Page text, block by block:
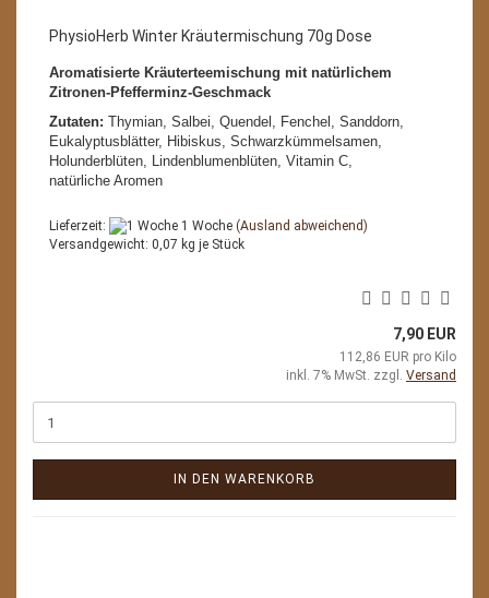
PhysioHerb Winter Kräutermischung 70g Dose
Aromatisierte Kräuterteemischung mit natürlichem
Zitronen-Pfefferminz-Geschmack
Zutaten: Thymian, Salbei, Quendel, Fenchel, Sanddorn,
Eukalyptusblätter, Hibiskus, Schwarzkümmelsamen,
Holunderblüten, Lindenblumenblüten, Vitamin C,
natürliche Aromen
Lieferzeit: 1 Woche (Ausland abweichend)
Versandgewicht: 0,07 kg je Stück
7,90 EUR
112,86 EUR pro Kilo
inkl. 7% MwSt. zzgl. Versand
IN DEN WARENKORB